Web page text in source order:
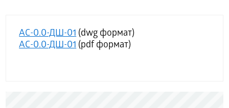
АС-0.0-ДШ-01(dwg формат)
АС-0.0-ДШ-01(pdf формат)